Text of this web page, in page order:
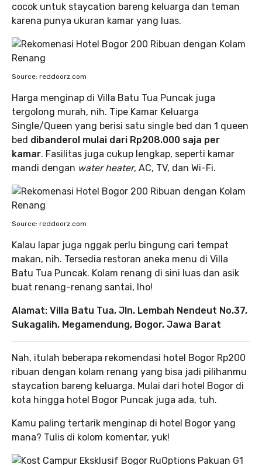
cocok untuk staycation bareng keluarga dan teman
karena punya ukuran kamar yang luas.
Source: reddoorz.com
Harga menginap di Villa Batu Tua Puncak juga
tergolong murah, nih. Tipe Kamar Keluarga
Single/Queen yang berisi satu single bed dan 1 queen
bed dibanderol mulai dari Rp208.000 saja per
kamar. Fasilitas juga cukup lengkap, seperti kamar
mandi dengan water heater, AC, TV, dan Wi-Fi.
Source: reddoorz.com
Kalau lapar juga nggak perlu bingung cari tempat
makan, nih. Tersedia restoran aneka menu di Villa
Batu Tua Puncak. Kolam renang di sini luas dan asik
buat renang-renang santai, lho!
Alamat: Villa Batu Tua, Jln. Lembah Nendeut No.37,
Sukagalih, Megamendung, Bogor, Jawa Barat
Nah, itulah beberapa rekomendasi hotel Bogor Rp200
ribuan dengan kolam renang yang bisa jadi pilihanmu
staycation bareng keluarga. Mulai dari hotel Bogor di
kota hingga hotel Bogor Puncak juga ada, tuh.
Kamu paling tertarik menginap di hotel Bogor yang
mana? Tulis di kolom komentar, yuk!